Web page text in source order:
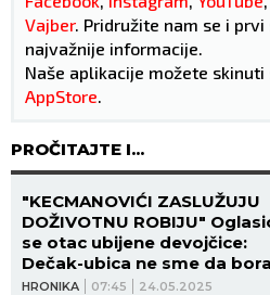
Vajber. Pridružite nam se i
najvažnije informacije.
Naše aplikacije možete skinuti
AppStore.
PROČITAJTE I...
HRONIKA 07:45 24.05.2025
"KECMANOVIĆI ZASLUŽUJU
DOŽIVOTNU ROBIJU"
se otac ubijene devojčice:
Dečak-ubica ne sme da
među ljudima!